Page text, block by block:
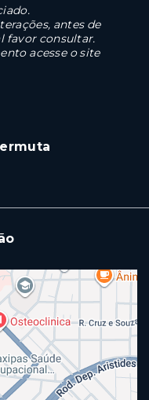
antes de
favor consultar.
acesse o site